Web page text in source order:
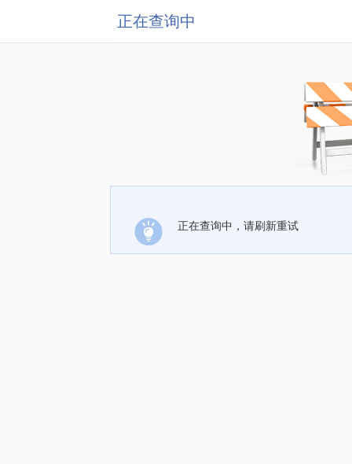
正在查询中
正在查询中，请刷新重试